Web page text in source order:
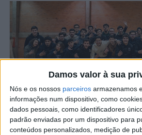
Damos valor à sua
Nós e os nossos parceiros armazenamos
informações num dispositivo, como
dados pessoais, como identificadores
padrão enviadas por um dispositivo para
conteúdos personalizados, medição de
A EST – Escola Superior de
grande campeã da edição de 2025 da